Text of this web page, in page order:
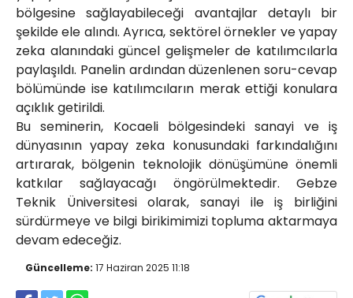
bölgesine sağlayabileceği avantajlar detaylı bir
şekilde ele alındı. Ayrıca, sektörel örnekler ve yapay
zeka alanındaki güncel gelişmeler de katılımcılarla
paylaşıldı. Panelin ardından düzenlenen soru-cevap
bölümünde ise katılımcıların merak ettiği konulara
açıklık getirildi.
Bu seminerin, Kocaeli bölgesindeki sanayi ve iş
dünyasının yapay zeka konusundaki farkındalığını
artırarak, bölgenin teknolojik dönüşümüne önemli
katkılar sağlayacağı öngörülmektedir. Gebze
Teknik Üniversitesi olarak, sanayi ile iş birliğini
sürdürmeye ve bilgi birikimimizi topluma aktarmaya
devam edeceğiz.
Güncelleme: 17 Haziran 2025 11:18